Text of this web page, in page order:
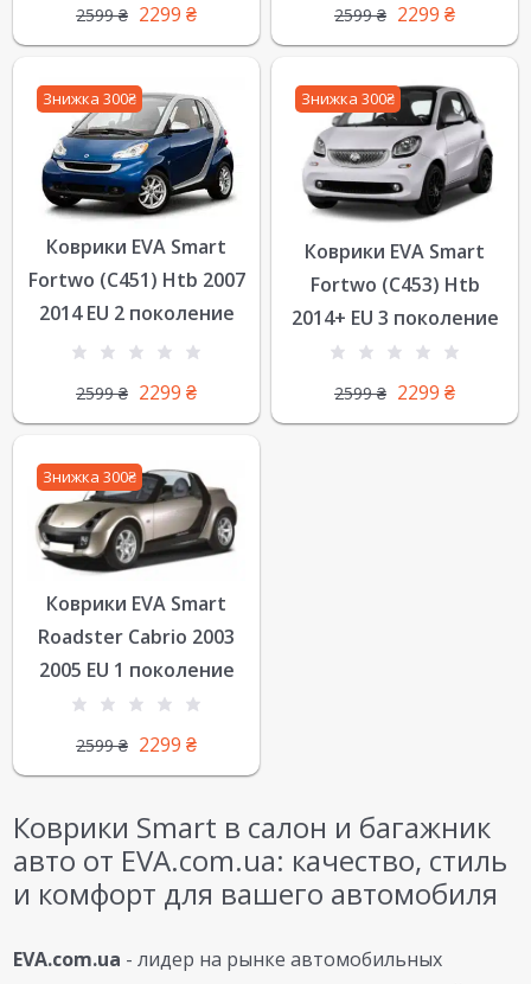
2599₴ 2299 ₴ 2599₴ 2299 ₴
Знижка 300₴
Коврики EVA Smart
Fortwo (C451) Htb 2007
2014 EU 2 поколение
2599₴ 2299 ₴
Знижка 300₴
Коврики EVA Smart
Fortwo (C453) Htb
2014+ EU 3 поколение
2599₴ 2299 ₴
Знижка 300₴
Коврики EVA Smart
Roadster Cabrio 2003
2005 EU 1 поколение
2599₴ 2299 ₴
Коврики Smart в салон и багажник
авто от EVA.com.ua: качество, стиль
и комфорт для вашего автомобиля
EVA.com.ua - лидер на рынке автомобильных